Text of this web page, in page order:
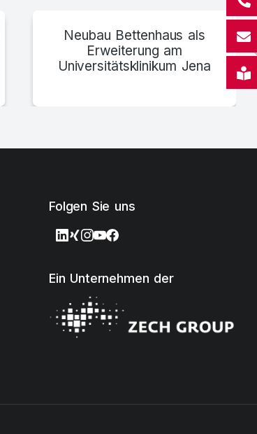
Neubau Bettenhaus als
Erweiterung am
Universitätsklinikum Jena
Folgen Sie uns
Ein Unternehmen der